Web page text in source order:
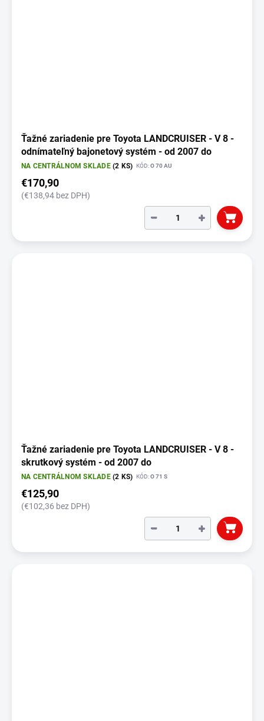
Ťažné zariadenie pre Toyota LANDCRUISER - V 8 -
odnímateľný bajonetový systém - od 2007 do
NA CENTRÁLNOM SKLADE(2 KS) KÓD:O 70 AU
€170,90
(€138,94 bez DPH)
+
−
Ťažné zariadenie pre Toyota LANDCRUISER - V 8 -
skrutkový systém - od 2007 do
NA CENTRÁLNOM SKLADE(2 KS) KÓD:O 71 S
€125,90
(€102,36 bez DPH)
+
−